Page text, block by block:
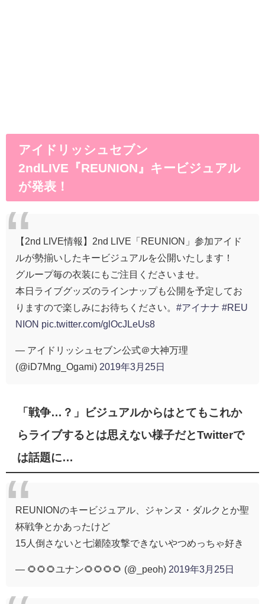
アイドリッシュセブン
2ndLIVE『REUNION』キービジュアル
が発表！
【2nd LIVE情報】2nd LIVE「REUNION」参加アイド
ルが勢揃いしたキービジュアルを公開いたします！
グループ毎の衣装にもご注目くださいませ。
本日ライブグッズのラインナップも公開を予定してお
りますので楽しみにお待ちください。 #アイナナ #REU
NION pic.twitter.com/glOcJLeUs8
— アイドリッシュセブン公式＠大神万理
(@iD7Mng_Ogami) 2019年3月25日
「戦争…？」ビジュアルからはとてもこれか
らライブするとは思えない様子だとTwitterで
は話題に…
REUNIONのキービジュアル、ジャンヌ・ダルクとか聖
杯戦争とかあったけど
15人倒さないと七瀬陸攻撃できないやつめっちゃ好き
— 🌻🌻🌻ユナン🌻🌻🌻🌻 (@_peoh) 2019年3月25日